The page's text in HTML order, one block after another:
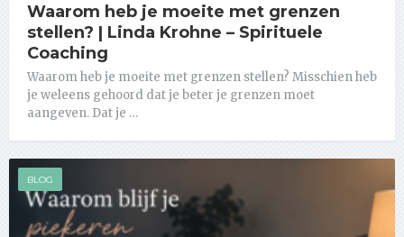
Waarom heb je moeite met grenzen
stellen? | Linda Krohne – Spirituele
Coaching
Waarom heb je moeite met grenzen stellen? Misschien heb
je weleens gehoord dat je beter je grenzen moet
aangeven. Dat je …
BLOG